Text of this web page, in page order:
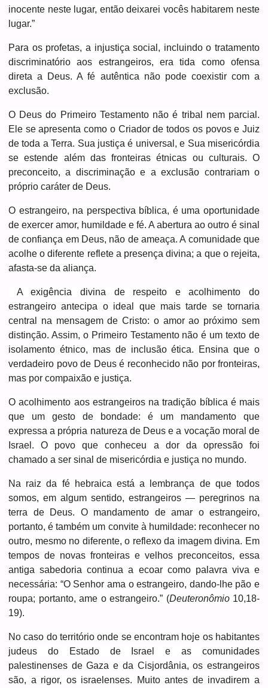
inocente neste lugar, então deixarei vocês habitarem neste
lugar.”
Para os profetas, a injustiça social, incluindo o tratamento
discriminatório aos estrangeiros, era tida como ofensa
direta a Deus. A fé autêntica não pode coexistir com a
exclusão.
O Deus do Primeiro Testamento não é tribal nem parcial.
Ele se apresenta como o Criador de todos os povos e Juiz
de toda a Terra. Sua justiça é universal, e Sua misericórdia
se estende além das fronteiras étnicas ou culturais. O
preconceito, a discriminação e a exclusão contrariam o
próprio caráter de Deus.
O estrangeiro, na perspectiva bíblica, é uma oportunidade
de exercer amor, humildade e fé. A abertura ao outro é sinal
de confiança em Deus, não de ameaça. A comunidade que
acolhe o diferente reflete a presença divina; a que o rejeita,
afasta-se da aliança.
A exigência divina de respeito e acolhimento do
estrangeiro antecipa o ideal que mais tarde se tornaria
central na mensagem de Cristo: o amor ao próximo sem
distinção. Assim, o Primeiro Testamento não é um texto de
isolamento étnico, mas de inclusão ética. Ensina que o
verdadeiro povo de Deus é reconhecido não por fronteiras,
mas por compaixão e justiça.
O acolhimento aos estrangeiros na tradição bíblica é mais
que um gesto de bondade: é um mandamento que
expressa a própria natureza de Deus e a vocação moral de
Israel. O povo que conheceu a dor da opressão foi
chamado a ser sinal de misericórdia e justiça no mundo.
Na raiz da fé hebraica está a lembrança de que todos
somos, em algum sentido, estrangeiros — peregrinos na
terra de Deus. O mandamento de amar o estrangeiro,
portanto, é também um convite à humildade: reconhecer no
outro, mesmo no diferente, o reflexo da imagem divina. Em
tempos de novas fronteiras e velhos preconceitos, essa
antiga sabedoria continua a ecoar como palavra viva e
necessária: “O Senhor ama o estrangeiro, dando-lhe pão e
roupa; portanto, ame o estrangeiro.” (Deuteronômio10,18-
19).
No caso do território onde se encontram hoje os habitantes
judeus do Estado de Israel e as comunidades
palestinenses de Gaza e da Cisjordânia, os estrangeiros
são, a rigor, os israelenses. Muito antes de invadirem a